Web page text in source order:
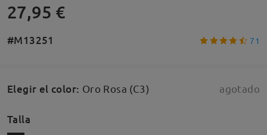
27,95 €
#M13251 71
Elegir el color: Oro Rosa (C3) agotado
Talla